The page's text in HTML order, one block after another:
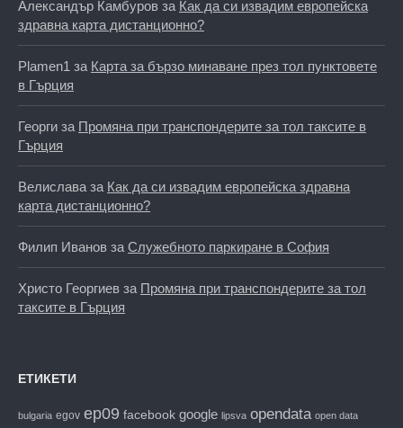
Александър Камбуров за Как да си извадим европейска
здравна карта дистанционно?
Plamen1 за Карта за бързо минаване през тол пунктовете
в Гърция
Георги за Промяна при транспондерите за тол таксите в
Гърция
Велислава за Как да си извадим европейска здравна
карта дистанционно?
Филип Иванов за Служебното паркиране в София
Христо Георгиев за Промяна при транспондерите за тол
таксите в Гърция
ЕТИКЕТИ
bulgaria egov ep09 facebook google lipsva opendata open data